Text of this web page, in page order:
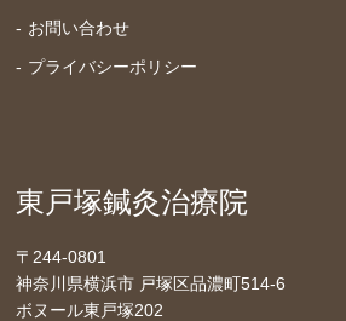
お問い合わせ
プライバシーポリシー
東戸塚鍼灸治療院
〒244-0801
神奈川県横浜市 戸塚区品濃町514-6
ボヌール東戸塚202